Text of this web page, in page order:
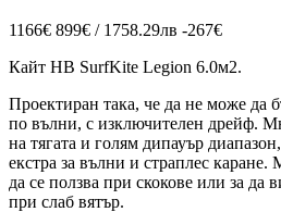
1166€ 899€ / 1758.29лв -267€
Кайт HB SurfKite Legion 6.0м2.
Проектиран така, че да не може да
по вълни, с изключителен дрейф.
на тягата и голям дипауър
екстра за вълни и страплес
да се ползва при скокове или за да
при слаб вятър.